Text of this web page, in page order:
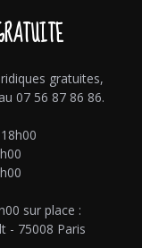
gratuites,
07 56 87 86 86.
sur place :
- 75008 Paris